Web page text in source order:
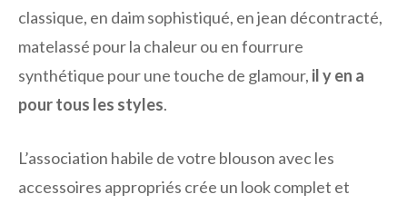
classique, en daim sophistiqué, en jean décontracté,
matelassé pour la chaleur ou en fourrure
synthétique pour une touche de glamour, il y en a
pour tous les styles.
L’association habile de votre blouson avec les
accessoires appropriés crée un look complet et